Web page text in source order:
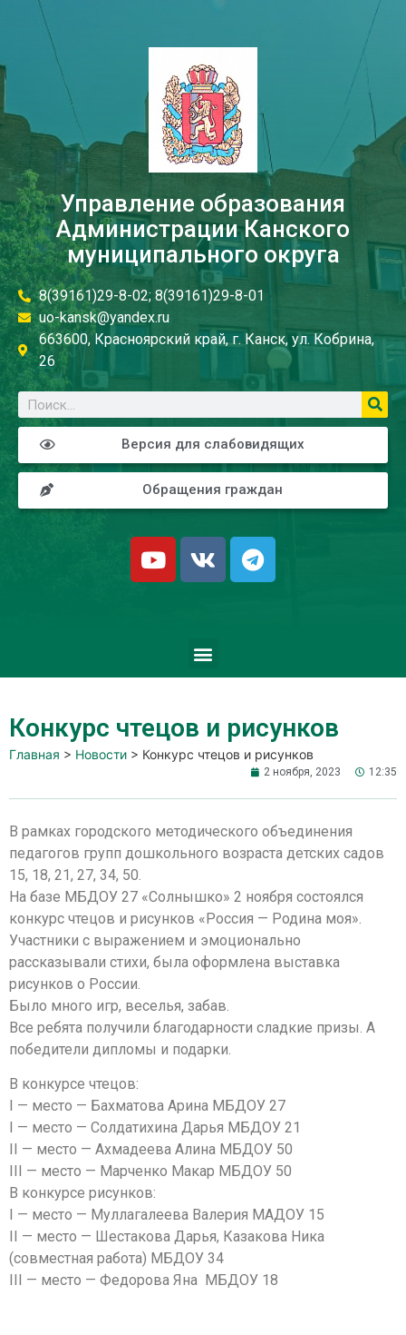
Управление образования
Администрации Канского
муниципального округа
8(39161)29-8-02; 8(39161)29-8-01
uo-kansk@yandex.ru
663600, Красноярский край, г. Канск, ул. Кобрина,
26
Версия для слабовидящих
Обращения граждан
Конкурс чтецов и рисунков
Главная > Новости > Конкурс чтецов и рисунков
2 ноября, 2023 12:35
В рамках городского методического объединения
педагогов групп дошкольного возраста детских садов
15, 18, 21, 27, 34, 50.
На базе МБДОУ 27 «Солнышко» 2 ноября состоялся
конкурс чтецов и рисунков «Россия — Родина моя».
Участники с выражением и эмоционально
рассказывали стихи, была оформлена выставка
рисунков о России.
Было много игр, веселья, забав.
Все ребята получили благодарности сладкие призы. А
победители дипломы и подарки.
В конкурсе чтецов:
I — место — Бахматова Арина МБДОУ 27
I — место — Солдатихина Дарья МБДОУ 21
II — место — Ахмадеева Алина МБДОУ 50
III — место — Марченко Макар МБДОУ 50
В конкурсе рисунков:
I — место — Муллагалеева Валерия МАДОУ 15
II — место — Шестакова Дарья, Казакова Ника
(совместная работа) МБДОУ 34
III — место — Федорова Яна МБДОУ 18